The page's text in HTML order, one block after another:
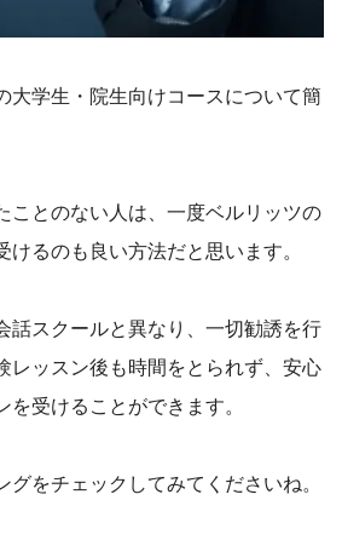
大学生・院生向けコースについて簡
ことのない人は、一度ベルリッツの
るのも良い方法だと思います。
話スクールと異なり、一切勧誘を行
レッスン後も時間をとられず、安心
受けることができます。
をチェックしてみてくださいね。